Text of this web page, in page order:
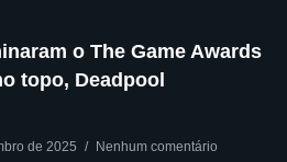
o The Game Awards
topo, Deadpool
de 2025 Nenhum comentário